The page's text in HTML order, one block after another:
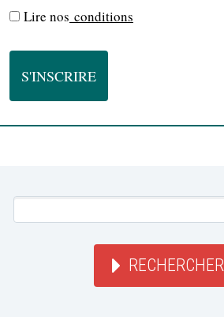
Lire nos conditions
RECHERCHER